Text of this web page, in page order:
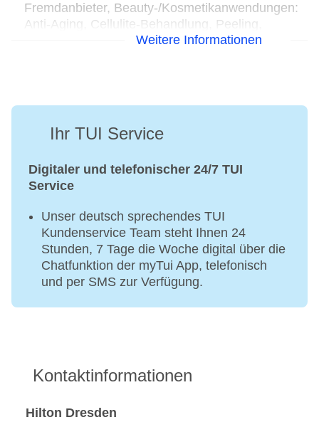
Fremdanbieter, Beauty-/Kosmetikanwendungen:
Anti-Aging, Cellulite-Behandlung, Peeling,
Modellagen, Gesichtsbehandlung: Fremdanbieter,
Weitere Informationen
Ihr TUI Service
Digitaler und telefonischer 24/7 TUI
Service
Unser deutsch sprechendes TUI
Kundenservice Team steht Ihnen 24
Stunden, 7 Tage die Woche digital über die
Chatfunktion der myTui App, telefonisch
und per SMS zur Verfügung.
Kontaktinformationen
Hilton Dresden